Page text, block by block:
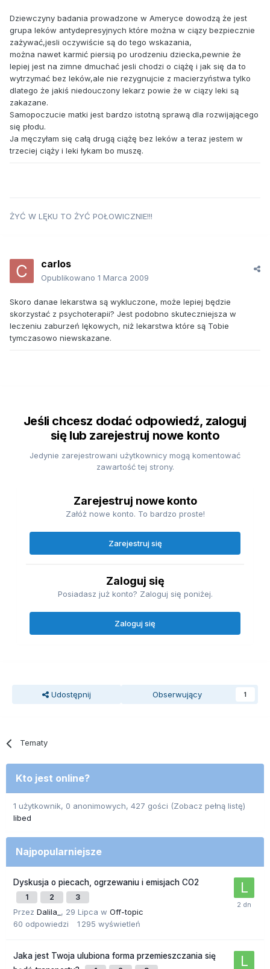
Dziewczyny badania prowadzone w Ameryce dowodzą że jest
grupa leków antydepresyjnych które można w ciązy bezpiecznie
zażywać,jesli oczywiście są do tego wskazania,
można nawet karmić piersią po urodzeniu dziecka,pewnie że
lepiej jest na zimne dmuchać jesli chodzi o ciążę i jak się da to
wytrzymać bez leków,ale nie rezygnujcie z macierzyństwa tylko
dlatego że jakiś niedouczony lekarz powie że w ciązy leki są
zakazane.
Samopoczucie matki jest bardzo istotną sprawą dla rozwijającego
się płodu.
Ja męczyłam się całą drugą ciążę bez leków a teraz jestem w
trzeciej ciąży i leki łykam bo muszę.
ŻYĆ W LĘKU TO ŻYĆ POŁOWICZNIE!!!
carlos
Opublikowano 1 Marca 2009
Skoro danae lekarstwa są wykluczone, może lepiej będzie
skorzystać z psychoterapii? Jest podobno skuteczniejsza w
leczeniu zaburzeń lękowych, niż lekarstwa które są Tobie
tymczasowo niewskazane.
Jeśli chcesz dodać odpowiedź, zaloguj
się lub zarejestruj nowe konto
Jedynie zarejestrowani użytkownicy mogą komentować
zawartość tej strony.
Zarejestruj nowe konto
Załóż nowe konto. To bardzo proste!
Zarejestruj się
Zaloguj się
Posiadasz już konto? Zaloguj się poniżej.
Zaloguj się
Udostępnij Obserwujący 1
Tematy
Kto jest online?
1 użytkownik, 0 anonimowych, 427 gości (Zobacz pełną listę)
libed
Najpopularniejsze
Dyskusja o piecach, ogrzewaniu i emisjach CO2
1 2 3
Przez Dalila_ , 29 Lipca w Off-topic
60 odpowiedzi 1 295 wyświetleń
Jaka jest Twoja ulubiona forma przemieszczania się